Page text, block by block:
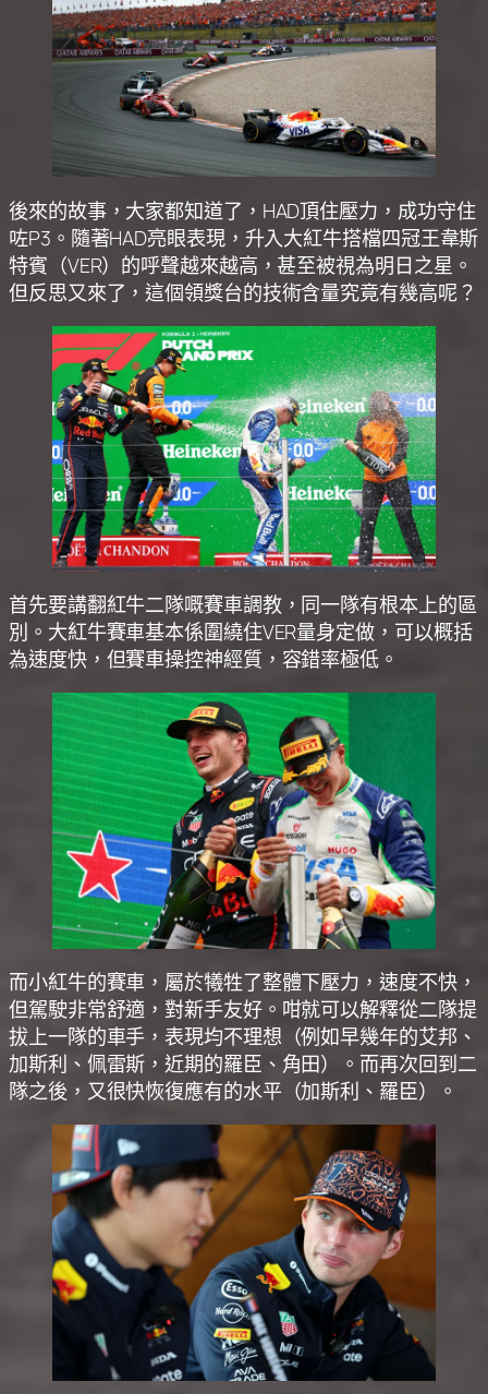
後來的故事，大家都知道了，HAD頂住壓力，成功守住
咗P3。隨著HAD亮眼表現，升入大紅牛搭檔四冠王韋斯
特賓（VER）的呼聲越來越高，甚至被視為明日之星。
但反思又來了，這個領獎台的技術含量究竟有幾高呢？
首先要講翻紅牛二隊嘅賽車調教，同一隊有根本上的區
別。大紅牛賽車基本係圍繞住VER量身定做，可以概括
為速度快，但賽車操控神經質，容錯率極低。
而小紅牛的賽車，屬於犧牲了整體下壓力，速度不快，
但駕駛非常舒適，對新手友好。咁就可以解釋從二隊提
拔上一隊的車手，表現均不理想（例如早幾年的艾邦、
加斯利、佩雷斯，近期的羅臣、角田）。而再次回到二
隊之後，又很快恢復應有的水平（加斯利、羅臣）。